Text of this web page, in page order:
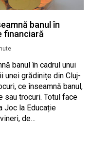
banul în
financiară
banul în cadrul unui
unei grădinițe din Cluj-
ce înseamnă banul,
sau trocuri. Totul face
Joc la Educație
de…